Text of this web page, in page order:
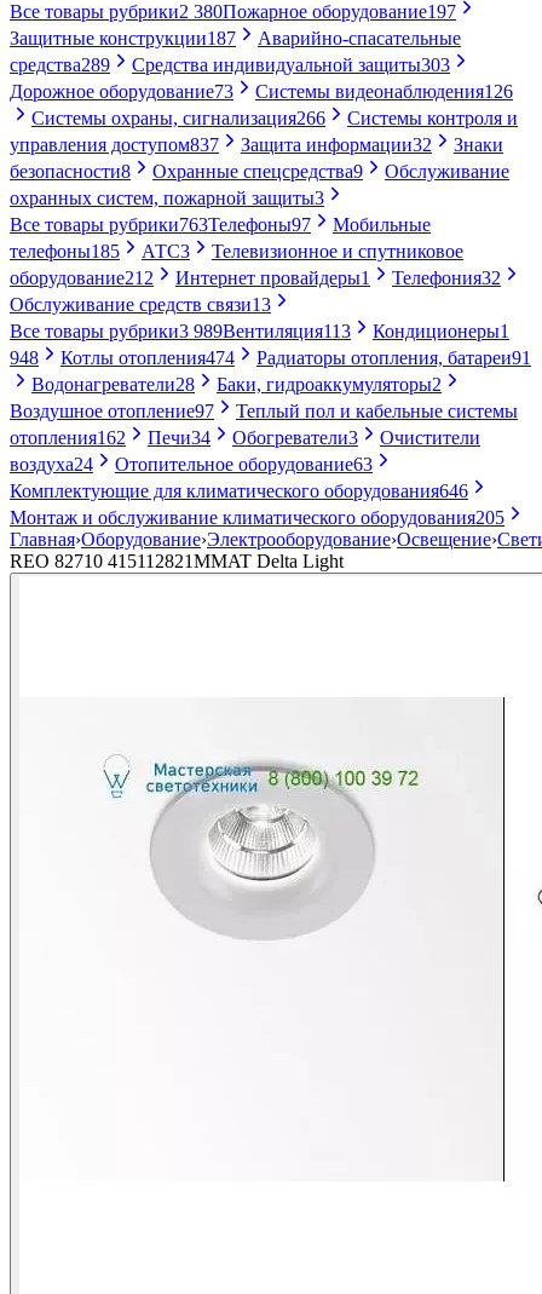
Все товары рубрики2 380Пожарное оборудование197
Защитные конструкции187
Аварийно-спасательные
средства289 Средства индивидуальной защиты303
Дорожное оборудование73 Системы видеонаблюдения126
Системы охраны, сигнализация266
Системы контроля и
управления доступом837 Защита информации32
Знаки
безопасности8 Охранные спецсредства9
Обслуживание
охранных систем, пожарной защиты3
Все товары рубрики763Телефоны97
Мобильные
телефоны185 АТС3
Телевизионное и спутниковое
оборудование212 Интернет провайдеры1 Телефония32
Обслуживание средств связи13
Все товары рубрики3 989Вентиляция113 Кондиционеры1
948
Котлы отопления474 Радиаторы отопления, батареи91
Водонагреватели28 Баки, гидроаккумуляторы2
Воздушное отопление97
Теплый пол и кабельные системы
отопления162 Печи34 Обогреватели3
Очистители
воздуха24 Отопительное оборудование63
Комплектующие для климатического оборудования646
Монтаж и обслуживание климатического оборудования205
Главная›Оборудование›Электрооборудование›Освещение›
REO 82710 415112821MMAT Delta Light